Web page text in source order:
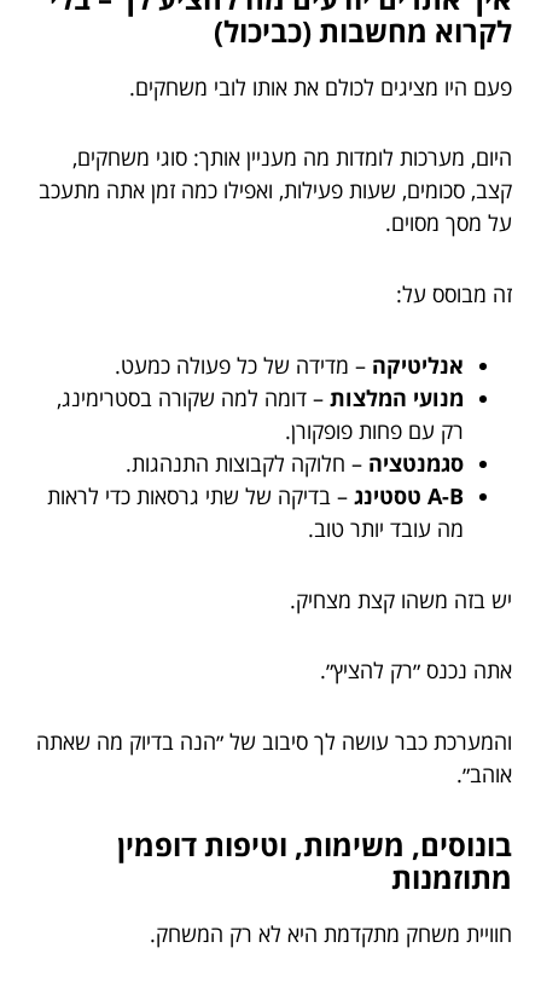
לקרוא מחשבות (כביכול)
פעם היו מציגים לכולם את אותו לובי משחקים.
היום, מערכות לומדות מה מעניין אותך: סוגי משחקים,
קצב, סכומים, שעות פעילות, ואפילו כמה זמן אתה מתעכב
על מסך מסוים.
זה מבוסס על:
אנליטיקה – מדידה של כל פעולה כמעט.
מנועי המלצות – דומה למה שקורה בסטרימינג,
רק עם פחות פופקורן.
סגמנטציה – חלוקה לקבוצות התנהגות.
A-B טסטינג
– בדיקה של שתי גרסאות כדי לראות
מה עובד יותר טוב.
יש בזה משהו קצת מצחיק.
אתה נכנס ״רק להציץ״.
והמערכת כבר עושה לך סיבוב של ״הנה בדיוק מה שאתה
אוהב״.
בונוסים, משימות, וטיפות דופמין
מתוזמנות
חוויית משחק מתקדמת היא לא רק המשחק.